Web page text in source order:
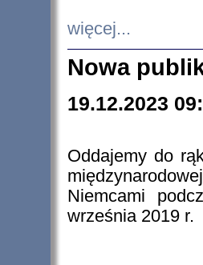
więcej...
Nowa
19.12.2023
Oddajemy do
Niemcami
września 2019 r.